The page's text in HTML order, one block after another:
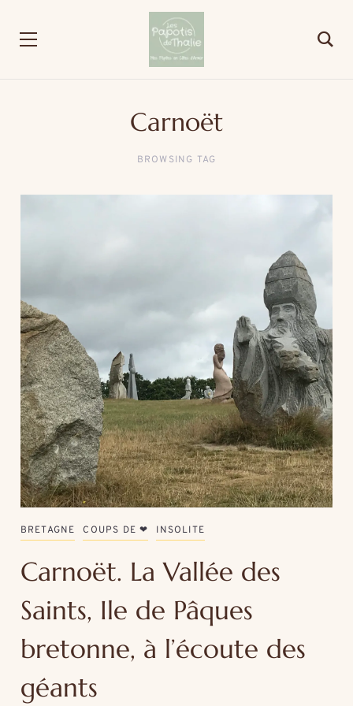
Carnoët
BROWSING TAG
BRETAGNE COUPS DE ❤ INSOLITE
Carnoët. La Vallée des
Saints, Ile de Pâques
bretonne, à l’écoute des
géants